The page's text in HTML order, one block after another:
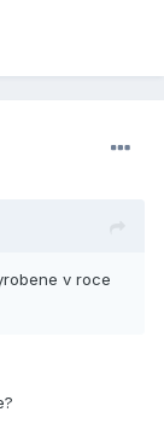
v roce